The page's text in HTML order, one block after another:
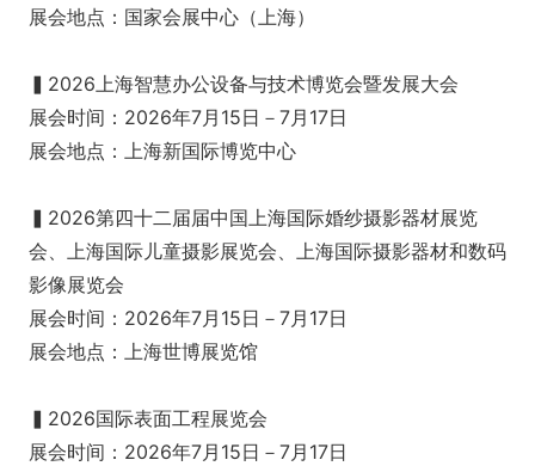
展会地点：国家会展中心（上海）
▍2026上海智慧办公设备与技术博览会暨发展大会
展会时间：2026年7月15日－7月17日
展会地点：上海新国际博览中心
▍2026第四十二届届中国上海国际婚纱摄影器材展览
会、上海国际儿童摄影展览会、上海国际摄影器材和数码
影像展览会
展会时间：2026年7月15日－7月17日
展会地点：上海世博展览馆
▍2026国际表面工程展览会
展会时间：2026年7月15日－7月17日